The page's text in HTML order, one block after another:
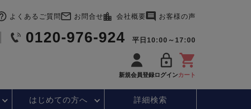
よくあるご質問 お問合せ 会社概要 お客様の声
0120-976-924 平日10:00～17:00
新規会員登録ログインカート
はじめての方へ 詳細検索